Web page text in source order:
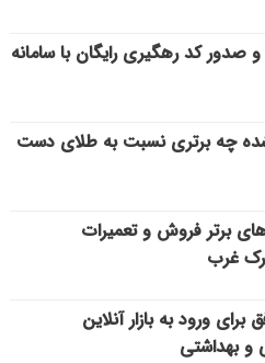
صدور کد رهگیری رایگان با سامانه
چه برتری نسبت به طلای دست
برتر فروش و تعمیرات
غرب
ورود به بازار آنلاین
بهداشتی